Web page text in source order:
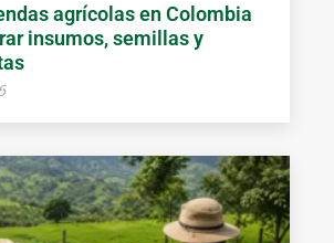
agrícolas en Colombia
insumos, semillas y